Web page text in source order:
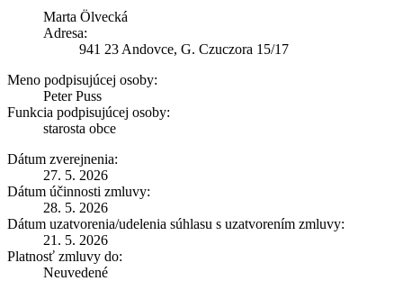
Marta Ölvecká
Adresa:
941 23 Andovce, G. Czuczora 15/17
Meno podpisujúcej osoby:
Peter Puss
Funkcia podpisujúcej osoby:
starosta obce
Dátum zverejnenia:
27. 5. 2026
Dátum účinnosti zmluvy:
28. 5. 2026
Dátum uzatvorenia/udelenia súhlasu s uzatvorením zmluvy:
21. 5. 2026
Platnosť zmluvy do:
Neuvedené